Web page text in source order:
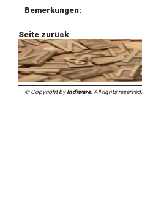
Bemerkungen:
Seite zurück
© Copyright byIndiware. All rights reserved.